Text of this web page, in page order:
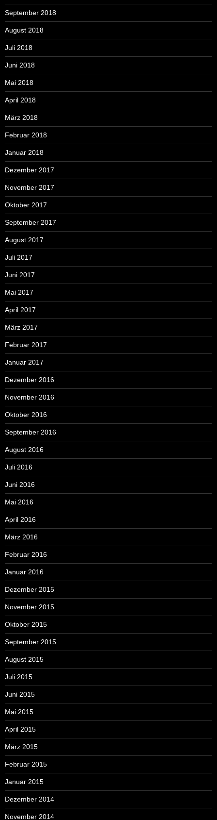
September 2018
August 2018
Juli 2018
Juni 2018
Mai 2018
April 2018
März 2018
Februar 2018
Januar 2018
Dezember 2017
November 2017
Oktober 2017
September 2017
August 2017
Juli 2017
Juni 2017
Mai 2017
April 2017
März 2017
Februar 2017
Januar 2017
Dezember 2016
November 2016
Oktober 2016
September 2016
August 2016
Juli 2016
Juni 2016
Mai 2016
April 2016
März 2016
Februar 2016
Januar 2016
Dezember 2015
November 2015
Oktober 2015
September 2015
August 2015
Juli 2015
Juni 2015
Mai 2015
April 2015
März 2015
Februar 2015
Januar 2015
Dezember 2014
November 2014